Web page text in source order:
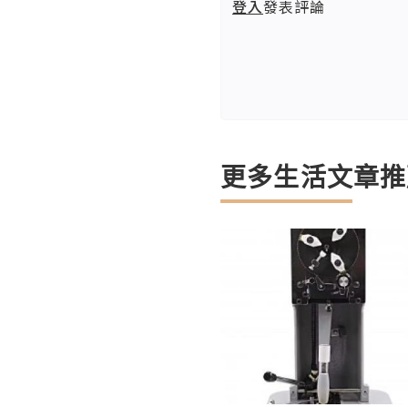
登入發表評論
更多生活文章